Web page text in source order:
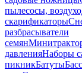
пылесосы,
скарификаторы
разбрасыватели
семян
давленияНаборы
пикникБатуты